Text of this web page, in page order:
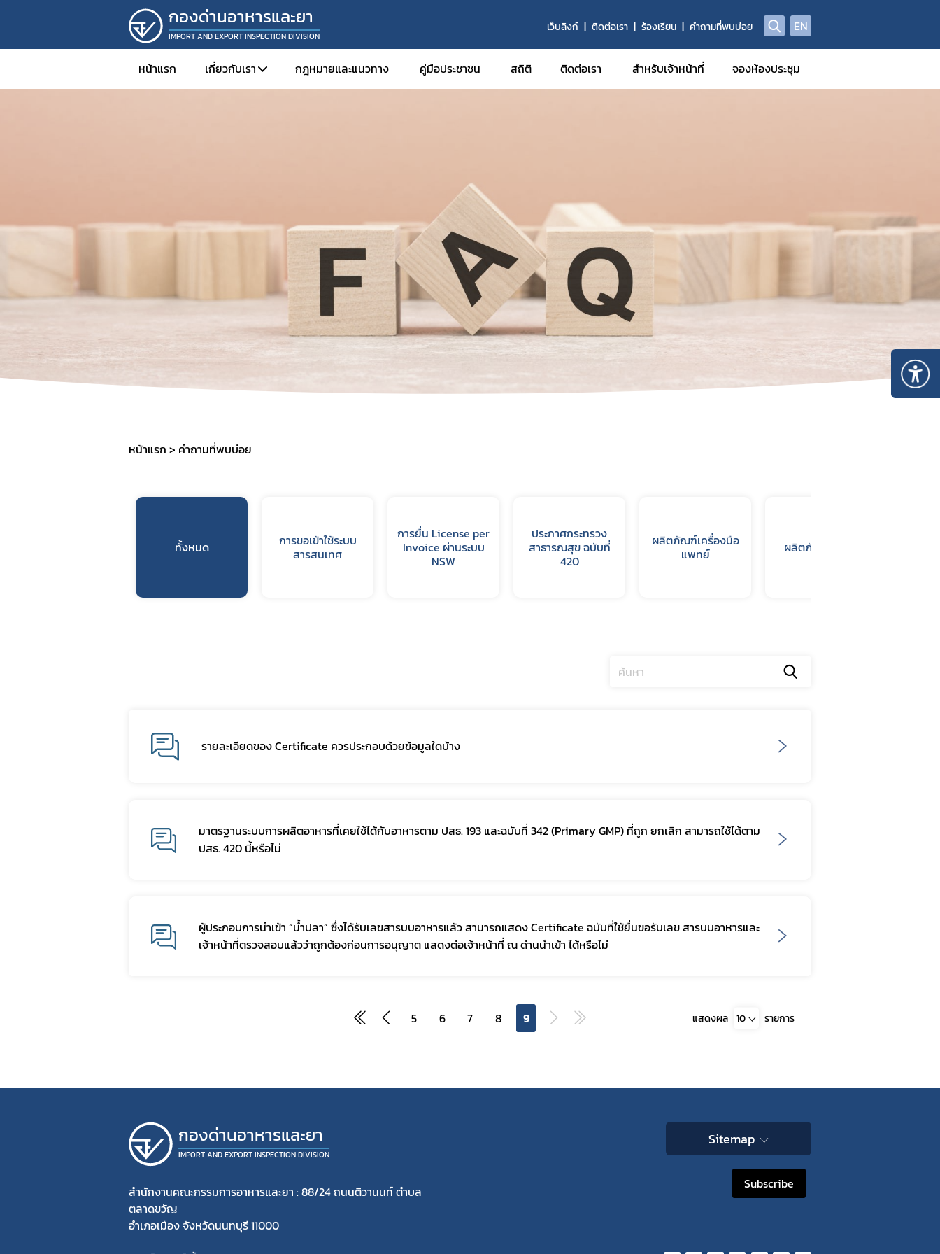
กองด่านอาหารและยา
IMPORT AND EXPORT INSPECTION DIVISION
เว็บลิงก์ ติดต่อเรา ร้องเรียน คำถามที่พบบ่อย EN
หน้าแรก เกี่ยวกับเรา กฎหมายและแนวทาง คู่มือประชาชน สถิติ ติดต่อเรา สำหรับเจ้าหน้าที่ จองห้องประชุม
หน้าแรก คำถามที่พบบ่อย
ทั้งหมด
การขอเข้าใช้ระบบ
สารสนเทศ
การยื่น License per
Invoice ผ่านระบบ
NSW
ประกาศกระทรวง
สาธารณสุข ฉบับที่
420
ผลิตภัณฑ์เครื่องมือ
แพทย์
ผลิตภัณฑ์อาหาร
รายละเอียดของ Certificate ควรประกอบด้วยข้อมูลใดบ้าง
มาตรฐานระบบการผลิตอาหารที่เคยใช้ได้กับอาหารตาม ปสธ. 193 และฉบับที่ 342 (Primary GMP) ที่ถูก ยกเลิก สามารถใช้ได้ตาม
ปสธ. 420 นี้หรือไม่
ผู้ประกอบการนำเข้า “น้ำปลา” ซึ่งได้รับเลขสารบบอาหารแล้ว สามารถแสดง Certificate ฉบับที่ใช้ยื่นขอรับเลข สารบบอาหารและ
เจ้าหน้าที่ตรวจสอบแล้วว่าถูกต้องก่อนการอนุญาต แสดงต่อเจ้าหน้าที่ ณ ด่านนำเข้า ได้หรือไม่
5 6 7 8 9 แสดงผล 10 รายการ
กองด่านอาหารและยา
IMPORT AND EXPORT INSPECTION DIVISION
สำนักงานคณะกรรมการอาหารและยา : 88/24 ถนนติวานนท์ ตำบล
ตลาดขวัญ
อำเภอเมือง จังหวัดนนทบุรี 11000
Sitemap
Subscribe